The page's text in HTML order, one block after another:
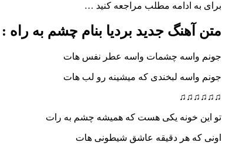
برای به ادامه مطلب مراجعه کنید …
متن آهنگ جدید بردیا بنام چشم به راه :
جونم واسه چشمات واسه عطر نفس هات
جونم واسه لبخندی که میشینه رو لب هات
♫♫♫♫♫♫
تو این خونه یکی هست که همیشه چشم به رات
اونی که هر دقیقه عاشق شیطونی هات